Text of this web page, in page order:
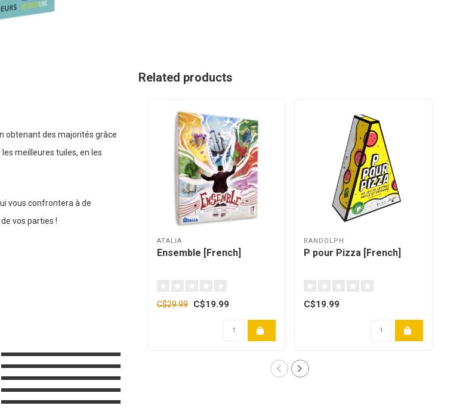
obtenant des majorités grâce
meilleures tuiles, en les
vous confrontera à de
vos parties !
Related products
ATALIA
Ensemble [French]
C$29.99 C$19.99
RANDOLPH
P pour Pizza [French]
C$19.99